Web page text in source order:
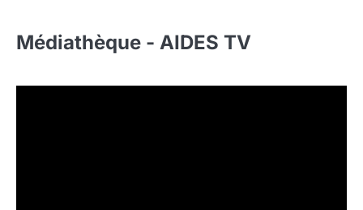
Médiathèque - AIDES TV